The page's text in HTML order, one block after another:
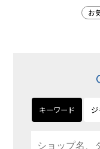
お
キーワード